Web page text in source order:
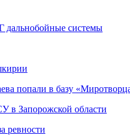
дальнобойные системы
попали в базу
в Запорожской области
ревности